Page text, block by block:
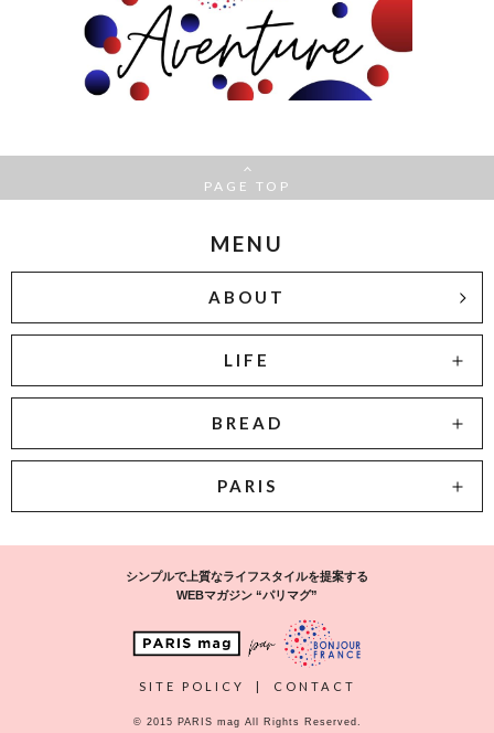
PAGE TOP
MENU
ABOUT
LIFE
BREAD
PARIS
シンプルで上質なライフスタイルを提案する
WEBマガジン “パリマグ”
SITE POLICY | CONTACT
© 2015 PARIS mag All Rights Reserved.